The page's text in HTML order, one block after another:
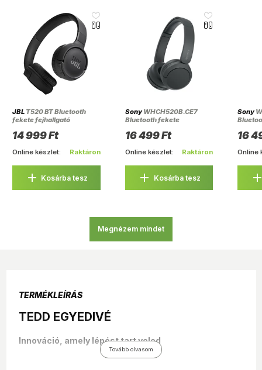
JBL T520 BT Bluetooth
fekete fejhallgató
14 999 Ft
Online készlet: Raktáron
Kosárba tesz
SonyWHCH520B.CE7
Bluetooth fekete
16 499 Ft
Online készlet: Raktáron
Kosárba tesz
Sony
16
Online
Megnézem mindet
TERMÉKLEÍRÁS
TEDD EGYEDIVÉ
Innováció, amely lépést tart veled
Tovább olvasom